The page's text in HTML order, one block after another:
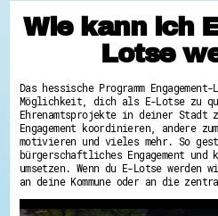
Wie kann ich
Lotse
Das hessische Programm
Möglichkeit, dich als E-Lotse zu
Ehrenamtsprojekte in deiner Stadt
Engagement koordinieren, andere
motivieren und vieles mehr. So
bürgerschaftliches Engagement
umsetzen. Wenn du E-Lotse
an deine Kommune oder an die